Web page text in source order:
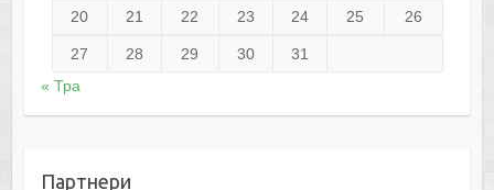
20 21 22 23 24 25 26
27 28 29 30
31
« Тра
Партнери